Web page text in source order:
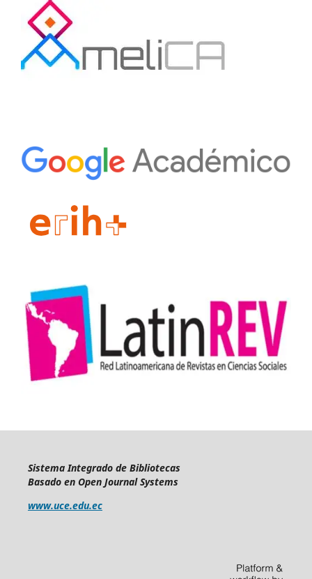
Sistema Integrado de Bibliotecas
Basado en Open Journal Systems
www.uce.edu.ec